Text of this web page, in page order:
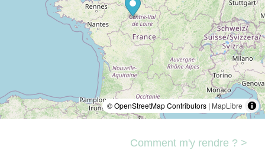
© OpenStreetMap Contributors | MapLibre
Comment m'y rendre ? >